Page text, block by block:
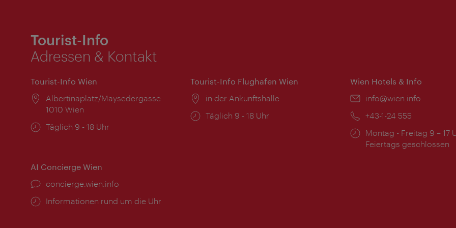
Tourist-Info
Adressen & Kontakt
Tourist-Info Wien
Ort:
Albertinaplatz/Maysedergasse
1010 Wien
Öffnungszeiten:
Täglich 9 - 18 Uhr
Tourist-Info Flughafen Wien
Ort:
in der Ankunftshalle
Öffnungszeiten:
Täglich 9 - 18 Uhr
Wien Hotels & Info
Email:
info@wien.info
Telefon:
+43-1-24 555
Öffnungszeiten:
Montag - Freitag 9 – 17
Feiertags geschlossen
AI Concierge Wien
Ort:
concierge.wien.info
Öffnungszeiten:
Informationen rund um die Uhr